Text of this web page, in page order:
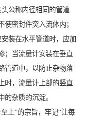
公称内径相同的管道
使密封件突入流体内；
装在水平管道时，应加
；当流量计安装在垂直
管道中，以防止杂物落
时，流量计上部的竖直
的杂质的沉淀。
上”的宗旨，牢记“让每